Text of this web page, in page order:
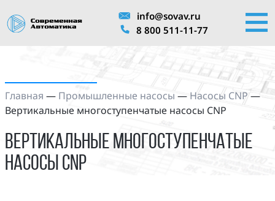
info@sovav.ru
8 800 511-11-77
Главная — Промышленные насосы — Насосы CNP —
Вертикальные многоступенчатые насосы CNP
Вертикальные многоступенчатые
насосы CNP